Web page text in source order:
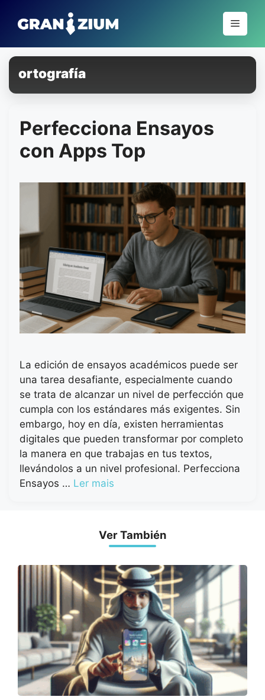
para
conteúdo
Menu
ortografía
Perfecciona Ensayos
con Apps Top
La edición de ensayos académicos puede ser
una tarea desafiante, especialmente cuando
se trata de alcanzar un nivel de perfección que
cumpla con los estándares más exigentes. Sin
embargo, hoy en día, existen herramientas
digitales que pueden transformar por completo
la manera en que trabajas en tus textos,
llevándolos a un nivel profesional. Perfecciona
Ensayos … Ler mais
Ver También